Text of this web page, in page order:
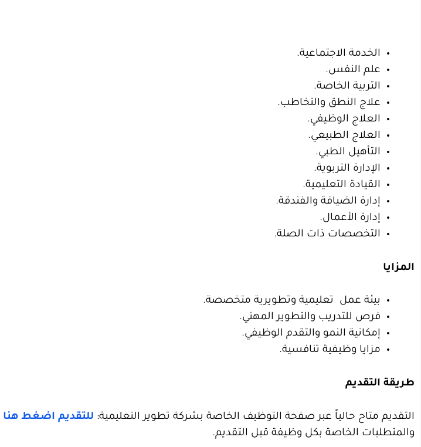
الخدمة الاجتماعية.
علم النفس.
التربية الخاصة.
علاج النطق والتخاطب.
العلاج الوظيفي.
العلاج الطبيعي.
التأهيل الطبي.
الإدارة التربوية.
القيادة التعليمية.
إدارة الضيافة والفندقة.
إدارة الأعمال.
التخصصات ذات الصلة.
المزايا
بيئة عمل تعليميةوتطويرية متخصصة.
فرص للتدريب والتطوير المهني.
إمكانية النمو والتقدم الوظيفي.
مزايا وظيفية تنافسية.
طريقة التقديم
التقديم متاح حالياً عبر صفحة التوظيف الخاصة بشركة تطوير التعليمية: للتقديم اضغط هنا
والمتطلبات الخاصة بكل وظيفة قبل التقديم.